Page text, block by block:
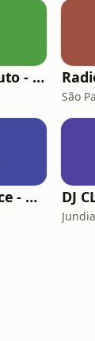
Rádio Studio Souto - Electro House
São
Flash Disco Dance - Old School DJ